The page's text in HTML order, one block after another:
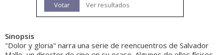
Votar Ver resultados
Sinopsis
"Dolor y gloria" narra una serie de reencuentros de Salvador